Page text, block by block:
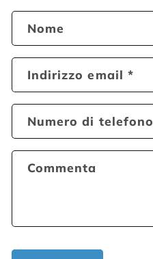
Nome
Indirizzo email*
Numero di telefono
Commenta